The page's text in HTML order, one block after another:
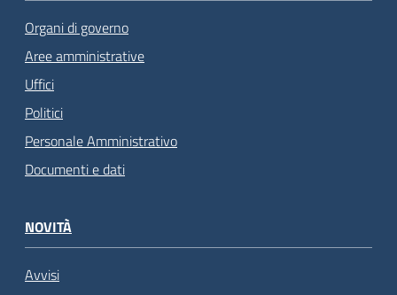
Organi di governo
Aree amministrative
Uffici
Politici
Personale Amministrativo
Documenti e dati
NOVITÀ
Avvisi